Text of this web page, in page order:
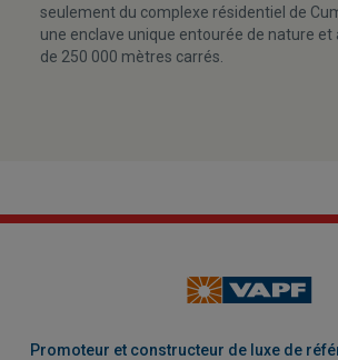
seulement du complexe résidentiel de
une enclave unique entourée de nature et
de 250 000 mètres carrés.
Promoteur et constructeur de luxe de